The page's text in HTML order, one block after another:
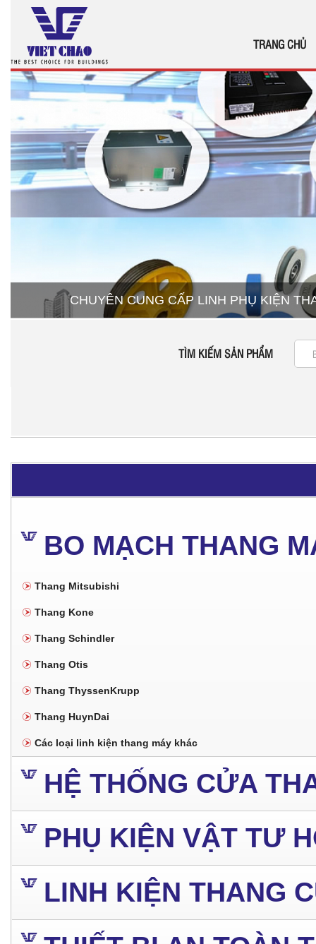
TRANG CHỦ
CHUYÊN CUNG CẤP LINH PHỤ KIỆN
TÌM KIẾM SẢN PHẨM
BO MẠCH THANG
Thang Mitsubishi
Thang Kone
Thang Schindler
Thang Otis
Thang ThyssenKrupp
Thang HuynDai
Các loại linh kiện thang máy khác
HỆ THỐNG CỬA
PHỤ KIỆN VẬT TƯ
LINH KIỆN THANG